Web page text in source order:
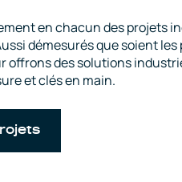
en chacun des projets
démesurés que soient les
offrons des solutions
et clés en main.